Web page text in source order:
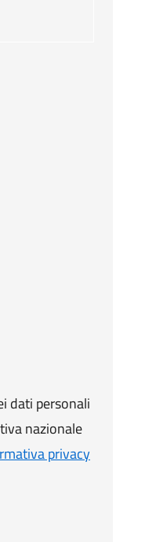
dati personali
nazionale
privacy